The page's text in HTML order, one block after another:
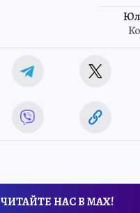
ЧИТАЙТЕ НАС В МАХ!